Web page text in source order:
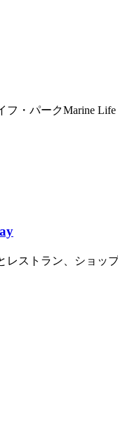
・パークMarine
ストラン、ショッ